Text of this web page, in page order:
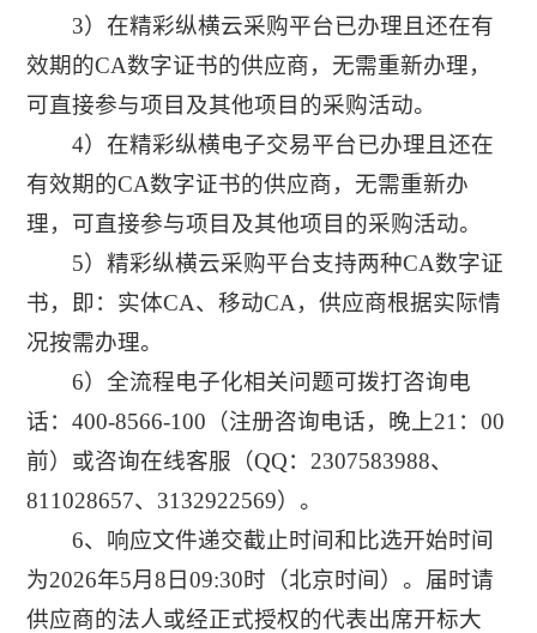
3）在精彩纵横云采购平台已办理且还在有
效期的CA数字证书的供应商，无需重新办理，
可直接参与项目及其他项目的采购活动。
4）在精彩纵横电子交易平台已办理且还在
有效期的CA数字证书的供应商，无需重新办
理，可直接参与项目及其他项目的采购活动。
5）精彩纵横云采购平台支持两种CA数字证
书，即：实体CA、移动CA，供应商根据实际情
况按需办理。
6）全流程电子化相关问题可拨打咨询电
话：400-8566-100（注册咨询电话，晚上21：00
前）或咨询在线客服（QQ：2307583988、
811028657、3132922569）。
6、响应文件递交截止时间和比选开始时间
为2026年5月8日09:30时（北京时间）。届时请
供应商的法人或经正式授权的代表出席开标大